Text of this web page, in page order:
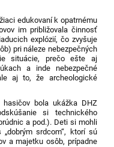
edukovaní k opatrnému
im približovala činnosť
explózií, čo zvyšuje
pri náleze nebezpečných
situácie, prečo ešte aj
a inde nebezpečné
aj to, že archeologické
bola ukážka DHZ
si technického
a pod.). Deti si mohli
srdcom“, ktorí sú
a majetku osôb, prípadne